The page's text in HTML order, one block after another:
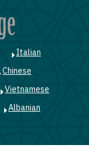
Italian
Chinese
Vietnamese
Albanian